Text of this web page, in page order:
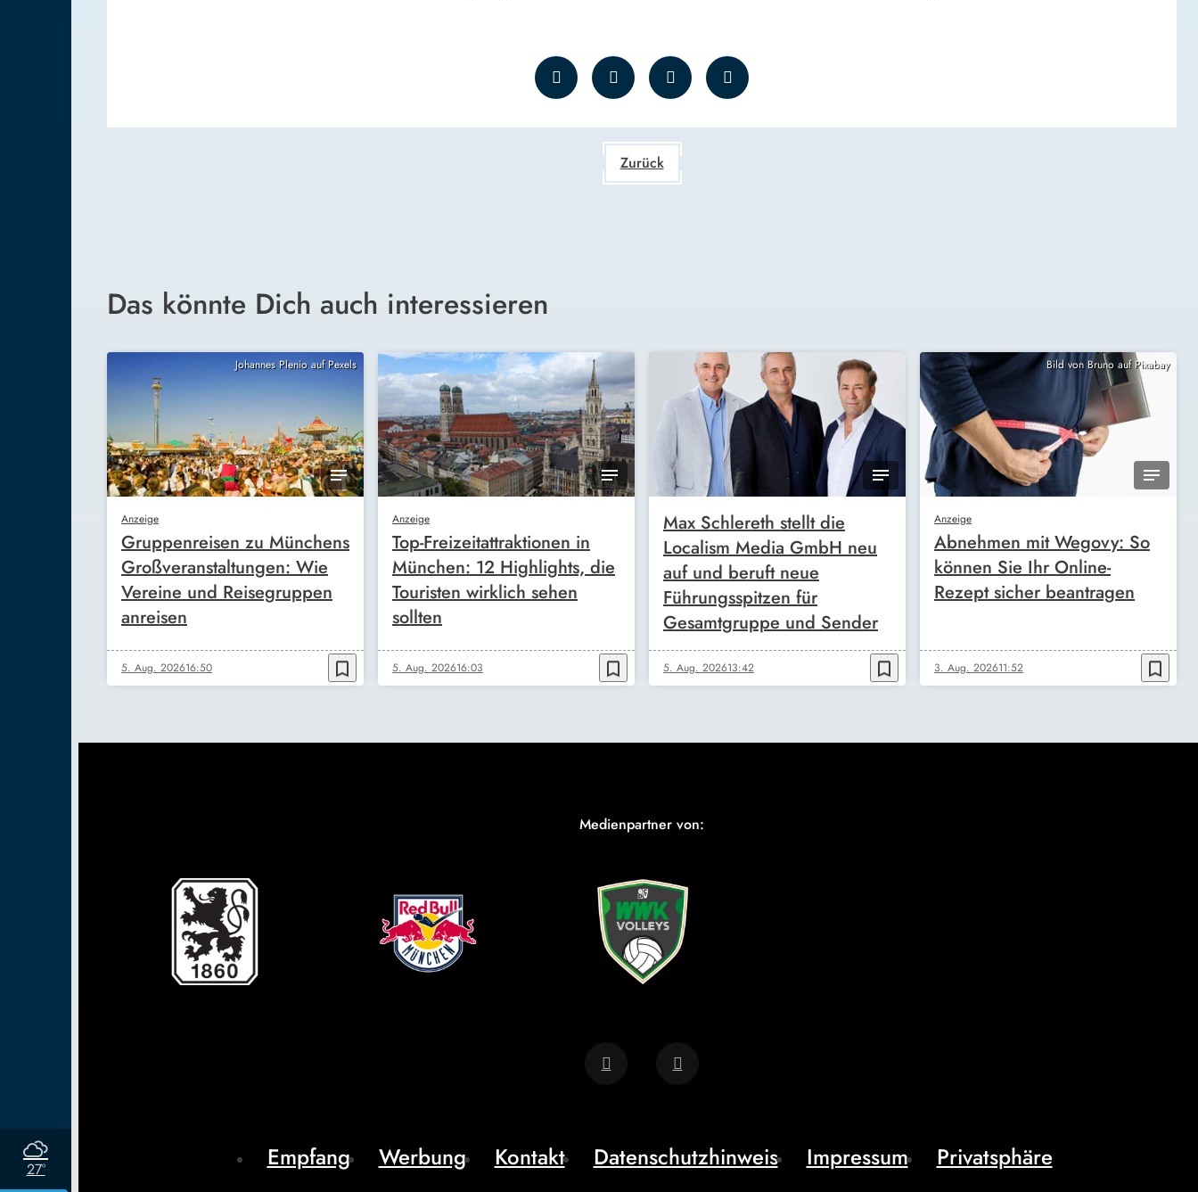
27°
Zurück
Das könnte Dich auch interessieren
Johannes Plenio auf Pexels
Anzeige
Gruppenreisen zu Münchens
Großveranstaltungen: Wie
Vereine und Reisegruppen
anreisen
5. Aug. 202616:50 bookmark_border
Anzeige
Top-Freizeitattraktionen in
München: 12 Highlights, die
Touristen wirklich sehen
sollten
5. Aug. 202616:03 bookmark_border
Max Schlereth stellt die
Localism Media GmbH neu
auf und beruft neue
Führungsspitzen für
Gesamtgruppe und Sender
5. Aug. 202613:42 bookmark_border
Bild von Bruno auf Pixabay
Anzeige
Abnehmen mit Wegovy: So
können Sie Ihr Online-
Rezept sicher beantragen
3. Aug. 202611:52 bookmark_border
Medienpartner von:
Empfang Werbung Kontakt Datenschutzhinweis Impressum Privatsphäre